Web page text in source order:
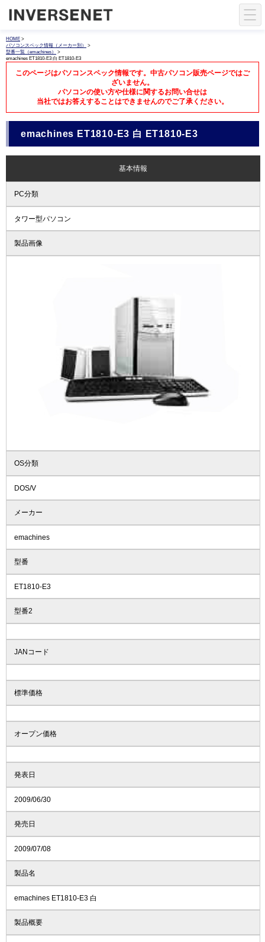
HOME >
パソコンスペック情報（メーカー別）
>
型番一覧（emachines）
>
emachines ET1810-E3 白 ET1810-E3
このページはパソコンスペック情報です。中古パソコン販売ページではご
ざいません。
パソコンの使い方や仕様に関するお問い合せは
当社ではお答えすることはできませんのでご了承ください。
emachines ET1810-E3 白 ET1810-E3
基本情報
PC分類
タワー型パソコン
製品画像
OS分類
DOS/V
メーカー
emachines
型番
ET1810-E3
型番2
JANコード
標準価格
オープン価格
発表日
2009/06/30
発売日
2009/07/08
製品名
emachines ET1810-E3 白
製品概要